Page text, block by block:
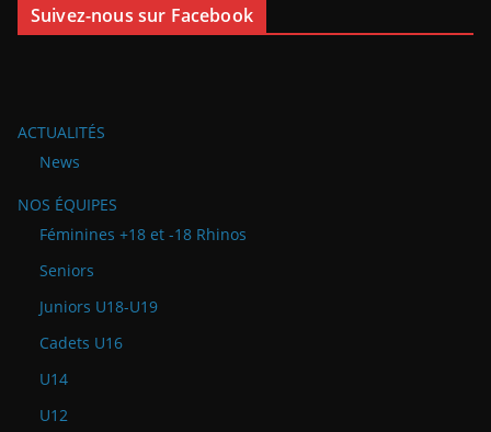
Suivez-nous sur Facebook
ACTUALITÉS
News
NOS ÉQUIPES
Féminines +18 et -18 Rhinos
Seniors
Juniors U18-U19
Cadets U16
U14
U12